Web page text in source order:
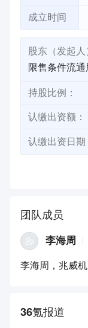
成立时间
股东（发起人
限售条件流通
持股比例：
认缴出资额：
认缴出资日期
团队成员
李海周
李海周，兆威机
36氪报道